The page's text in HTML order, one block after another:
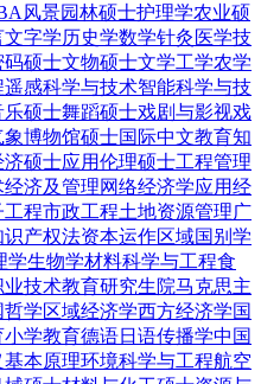
风景园林硕士护理学农业硕
字学历史学数学针灸 医学技
码硕士文物硕士文学工学农学
遥感科学与技术智能科学与技
乐硕士舞蹈硕士戏剧与影视戏
象博物馆硕士国际中文教育知
济硕士应用伦理硕士工程管理
经济及管理网络经济学应用经
工程市政工程土地资源管理广
识产权法资本运作区域国别学
学生物学材料科学与工程食
业技术教育研究生院马克思主
哲学区域经济学西方经济学国
小学教育德语日语传播学中国
本原理环境科学与工程航空